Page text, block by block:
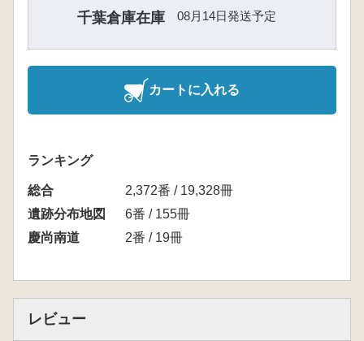
千葉倉庫在庫 08月14日発送予定
カートに入れる
ランキング
総合
2,372番 / 19,328冊
遺跡分布地図
6番 / 155冊
慶尚南道
2番 / 19冊
レビュー